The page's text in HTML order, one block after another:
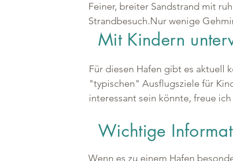
Feiner, breiter Sandstrand mit
Strandbesuch.Nur wenige
Mit Kindern
Für diesen Hafen gibt es aktuell
"typischen" Ausflugsziele für
interessant sein könnte, freue
Wichtige
Wenn es zu einem Hafen